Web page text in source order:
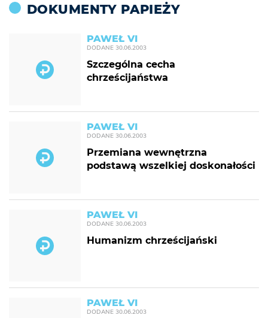
DOKUMENTY PAPIEŻY
PAWEŁ VI
DODANE 30.06.2003
Szczególna cecha
chrześcijaństwa
PAWEŁ VI
DODANE 30.06.2003
Przemiana wewnętrzna
podstawą wszelkiej doskonałości
PAWEŁ VI
DODANE 30.06.2003
Humanizm chrześcijański
PAWEŁ VI
DODANE 30.06.2003